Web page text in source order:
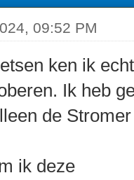
09:52 PM
ken ik
Ik heb
de
ik deze